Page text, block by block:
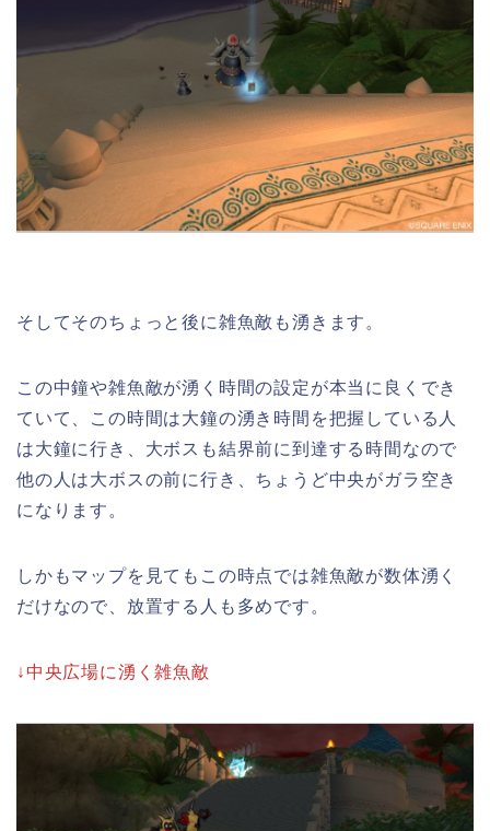
そしてそのちょっと後に雑魚敵も湧きます。
この中鐘や雑魚敵が湧く時間の設定が本当に良くでき
ていて、この時間は大鐘の湧き時間を把握している人
は大鐘に行き、大ボスも結界前に到達する時間なので
他の人は大ボスの前に行き、ちょうど中央がガラ空き
になります。
しかもマップを見てもこの時点では雑魚敵が数体湧く
だけなので、放置する人も多めです。
↓中央広場に湧く雑魚敵